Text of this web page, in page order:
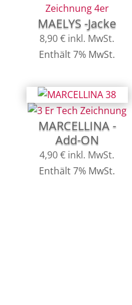
MAELYS -Jacke
8,90€ inkl. MwSt.
Enthält 7% MwSt.
MARCELLINA -
Add-ON
4,90€ inkl. MwSt.
Enthält 7% MwSt.